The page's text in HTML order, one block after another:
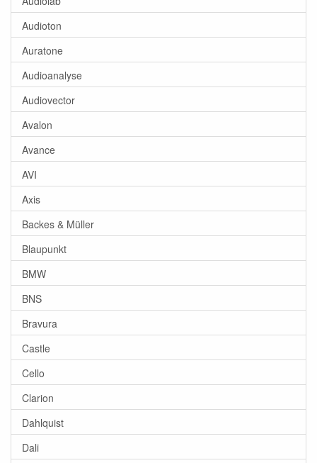
Audioton
Auratone
Audioanalyse
Audiovector
Avalon
Avance
AVI
Axis
Backes & Müller
Blaupunkt
BMW
BNS
Bravura
Castle
Cello
Clarion
Dahlquist
Dali